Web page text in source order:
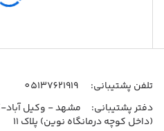
اطلاعات تماس
تلفن پشتیبانی:
05137621919
دفتر پشتیبانی:
(داخل کوچه درمانگاه نوین) پلاک 11